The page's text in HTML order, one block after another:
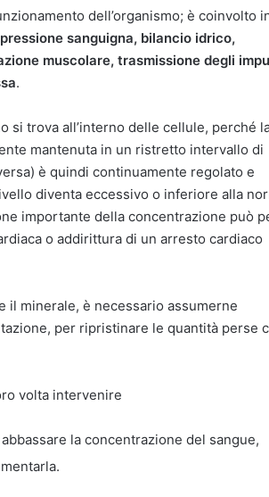
dell’organismo; è coinvolto
sanguigna, bilancio idrico,
muscolare, trasmissione degli
.
si trova all’interno delle cellule, perché
mantenuta in un ristretto intervallo di
è quindi continuamente regolato e
diventa eccessivo o inferiore alla
importante della concentrazione può
o addirittura di un arresto cardiaco
il minerale, è necessario assumerne
per ripristinare le quantità perse
volta intervenire
la concentrazione del sangue,